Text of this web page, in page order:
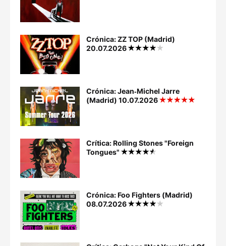
Crónica: ZZ TOP (Madrid)
20.07.2026
Crónica: Jean‐Michel Jarre
(Madrid) 10.07.2026
Crítica: Rolling Stones "Foreign
Tongues"
Crónica: Foo Fighters (Madrid)
08.07.2026